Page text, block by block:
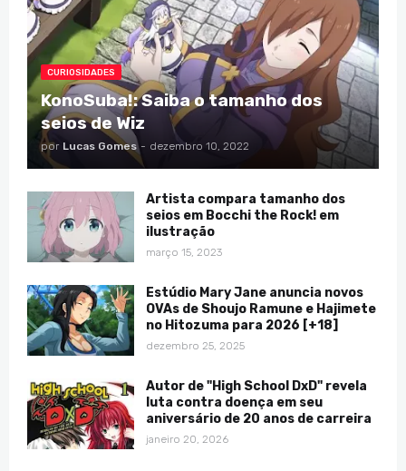
CURIOSIDADES
KonoSuba!: Saiba o tamanho dos
seios de Wiz
por Lucas Gomes - dezembro 10, 2022
Artista compara tamanho dos
seios em Bocchi the Rock! em
ilustração
março 15, 2023
Estúdio Mary Jane anuncia novos
OVAs de Shoujo Ramune e Hajimete
no Hitozuma para 2026 [+18]
dezembro 25, 2025
Autor de "High School DxD" revela
luta contra doença em seu
aniversário de 20 anos de carreira
janeiro 20, 2026